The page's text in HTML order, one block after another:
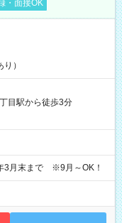
・面接OK
）
目駅から徒歩3分
月末まで ※9月～OK！